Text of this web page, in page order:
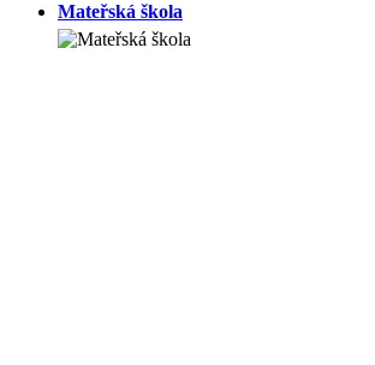
Mateřská škola